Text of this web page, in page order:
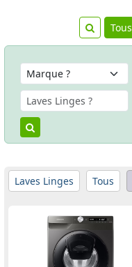
Tous
Laves Linges Tous